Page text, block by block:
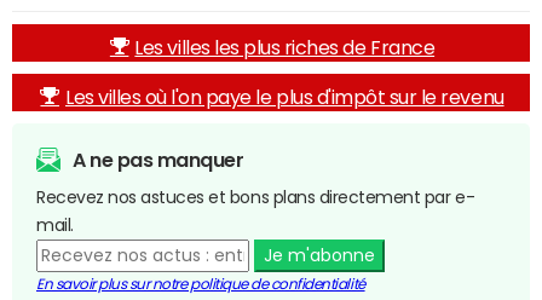
Les villes les plus riches de France
Les villes où l'on paye le plus d'impôt sur le revenu
A ne pas manquer
Recevez nos astuces et bons plans directement par e-
mail.
Je m'abonne
En savoir plus sur notre politique de confidentialité